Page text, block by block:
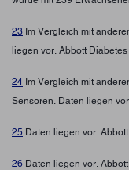
23 Im Vergleich mit
liegen vor. Abbott
24 Im Vergleich mit
Sensoren. Daten liegen
25 Daten liegen vor.
26 Daten liegen vor.